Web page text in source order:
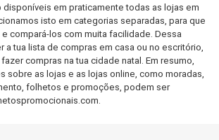
disponíveis em praticamente todas as lojas em
isto em categorias separadas, para que
compará-los com muita facilidade. Dessa
a tua lista de compras em casa ou no escritório,
compras na tua cidade natal. Em resumo,
sobre as lojas e as lojas online, como moradas,
folhetos e promoções, podem ser